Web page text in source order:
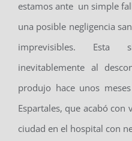
estamos ante un simple
una posible negligencia
imprevisibles. Esta
inevitablemente al
produjo hace unos
Espartales, que acabó con
ciudad en el hospital con